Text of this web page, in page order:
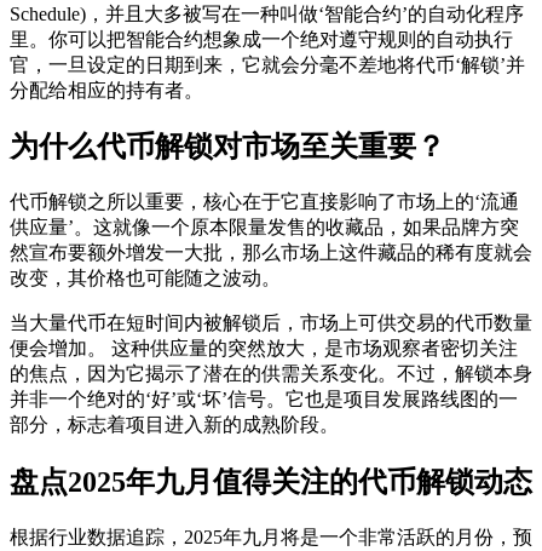
Schedule)，并且大多被写在一种叫做‘智能合约’的自动化程序
里。你可以把智能合约想象成一个绝对遵守规则的自动执行
官，一旦设定的日期到来，它就会分毫不差地将代币‘解锁’并
分配给相应的持有者。
为什么代币解锁对市场至关重要？
代币解锁之所以重要，核心在于它直接影响了市场上的‘流通
供应量’。这就像一个原本限量发售的收藏品，如果品牌方突
然宣布要额外增发一大批，那么市场上这件藏品的稀有度就会
改变，其价格也可能随之波动。
当大量代币在短时间内被解锁后，市场上可供交易的代币数量
便会增加。 这种供应量的突然放大，是市场观察者密切关注
的焦点，因为它揭示了潜在的供需关系变化。不过，解锁本身
并非一个绝对的‘好’或‘坏’信号。它也是项目发展路线图的一
部分，标志着项目进入新的成熟阶段。
盘点2025年九月值得关注的代币解锁动态
根据行业数据追踪，2025年九月将是一个非常活跃的月份，预